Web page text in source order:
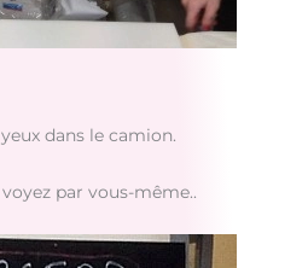
dans le camion.
par vous-même..